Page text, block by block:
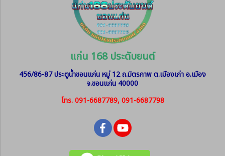
แก่น 168 ประดับยนต์
456/86-87 ประตูน้ำขอนแก่น หมู่ 12ถ.มิตรภาพ ต.เมืองเก่า อ.เมือง
จ.ขอนแก่น 40000
โทร. 091-6687789, 091-6687798